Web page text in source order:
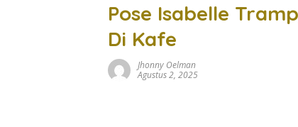
Pose Isabelle
Di Kafe
Jhonny Oelman
Agustus 2, 2025